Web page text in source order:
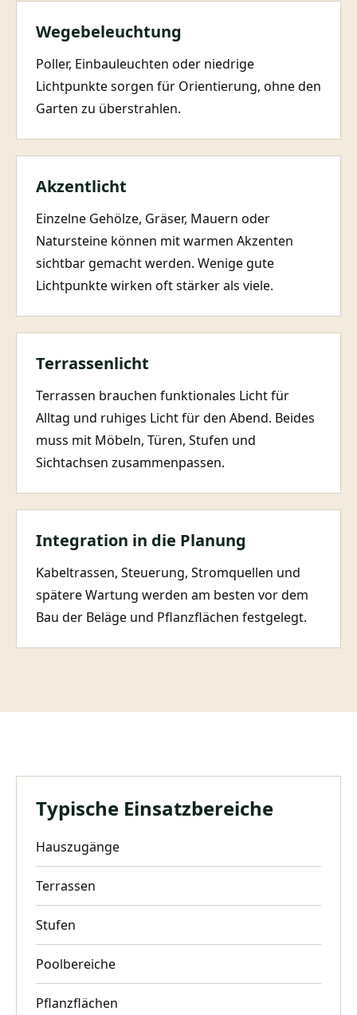
Wegebeleuchtung
Poller, Einbauleuchten oder niedrige
Lichtpunkte sorgen für Orientierung, ohne den
Garten zu überstrahlen.
Akzentlicht
Einzelne Gehölze, Gräser, Mauern oder
Natursteine können mit warmen Akzenten
sichtbar gemacht werden. Wenige gute
Lichtpunkte wirken oft stärker als viele.
Terrassenlicht
Terrassen brauchen funktionales Licht für
Alltag und ruhiges Licht für den Abend. Beides
muss mit Möbeln, Türen, Stufen und
Sichtachsen zusammenpassen.
Integration in die Planung
Kabeltrassen, Steuerung, Stromquellen und
spätere Wartung werden am besten vor dem
Bau der Beläge und Pflanzflächen festgelegt.
Typische Einsatzbereiche
Hauszugänge
Terrassen
Stufen
Poolbereiche
Pflanzflächen